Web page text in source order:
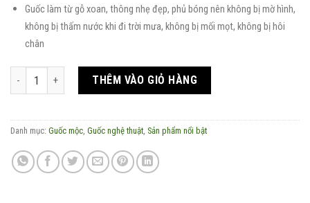
Guốc làm từ gỗ xoan, thông nhẹ đẹp, phủ bóng nên không bị mờ hình,
không bị thấm nước khi đi trời mưa, không bị mối mọt, không bị hôi
chân
Guốc mộc nghệ thuật mùa xuân trên rẻo cao số lượng
THÊM VÀO GIỎ HÀNG
Danh mục: Guốc mộc, Guốc nghệ thuật, Sản phẩm nổi bật